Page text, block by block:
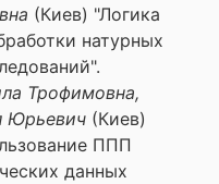
(Киев) "Логика
натурных
Трофимовна,
Юрьевич (Киев)
ППП
данных